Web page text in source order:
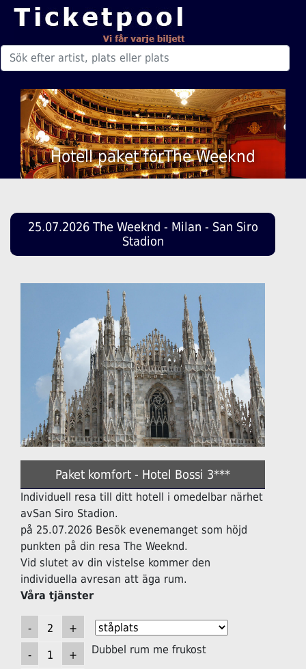
Hotell paket förThe Weeknd
25.07.2026 The Weeknd - Milan - San Siro
Stadion
Paket komfort - Hotel Bossi 3***
Individuell resa till ditt hotell i omedelbar närhet
avSan Siro Stadion.
på 25.07.2026 Besök evenemanget som höjd
punkten på din resa The Weeknd.
Vid slutet av din vistelse kommer den
individuella avresan att äga rum.
Våra tjänster
Dubbel rum me frukost